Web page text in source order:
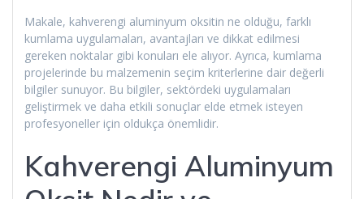
Makale, kahverengi aluminyum oksitin ne olduğu, farklı
kumlama uygulamaları, avantajları ve dikkat edilmesi
gereken noktalar gibi konuları ele alıyor. Ayrıca, kumlama
projelerinde bu malzemenin seçim kriterlerine dair değerli
bilgiler sunuyor. Bu bilgiler, sektördeki uygulamaları
geliştirmek ve daha etkili sonuçlar elde etmek isteyen
profesyoneller için oldukça önemlidir.
Kahverengi Aluminyum